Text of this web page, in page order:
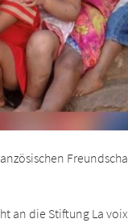
an die Stiftung La voix